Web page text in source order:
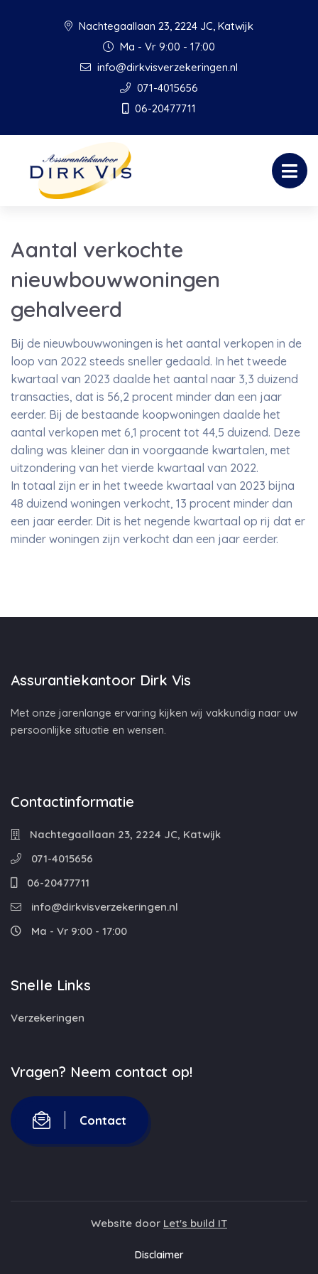
Nachtegaallaan 23, 2224 JC, Katwijk
Ma - Vr 9:00 - 17:00
info@dirkvisverzekeringen.nl
071-4015656
06-20477711
Aantal verkochte
nieuwbouwwoningen
gehalveerd
Bij de nieuwbouwwoningen is het aantal verkopen in de
loop van 2022 steeds sneller gedaald. In het tweede
kwartaal van 2023 daalde het aantal naar 3,3 duizend
transacties, dat is 56,2 procent minder dan een jaar
eerder. Bij de bestaande koopwoningen daalde het
aantal verkopen met 6,1 procent tot 44,5 duizend. Deze
daling was kleiner dan in voorgaande kwartalen, met
uitzondering van het vierde kwartaal van 2022.
In totaal zijn er in het tweede kwartaal van 2023 bijna
48 duizend woningen verkocht, 13 procent minder dan
een jaar eerder. Dit is het negende kwartaal op rij dat er
minder woningen zijn verkocht dan een jaar eerder.
Assurantiekantoor Dirk Vis
Met onze jarenlange ervaring kijken wij vakkundig naar uw
persoonlijke situatie en wensen.
Contactinformatie
Nachtegaallaan 23, 2224 JC, Katwijk
071-4015656
06-20477711
info@dirkvisverzekeringen.nl
Ma - Vr 9:00 - 17:00
Snelle Links
Verzekeringen
Vragen? Neem contact op!
Contact
Website door Let's build IT
Disclaimer